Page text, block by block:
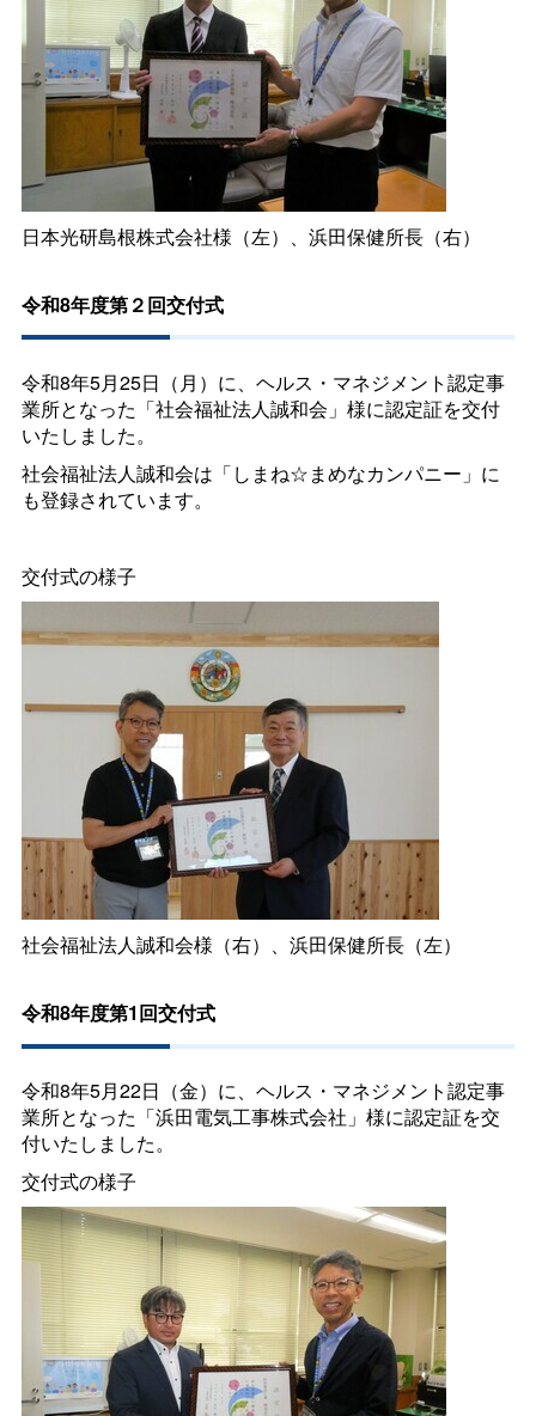
日本光研島根株式会社様（左）、浜田保健所長（右）
令和8年度第２回交付式
令和8年5月25日（月）に、ヘルス・マネジメント認定事
業所となった「社会福祉法人誠和会」様に認定証を交付
いたしました。
社会福祉法人誠和会は「しまね☆まめなカンパニー」に
も登録されています。
交付式の様子
社会福祉法人誠和会様（右）、浜田保健所長（左）
令和8年度第1回交付式
令和8年5月22日（金）に、ヘルス・マネジメント認定事
業所となった「浜田電気工事株式会社」様に認定証を交
付いたしました。
交付式の様子